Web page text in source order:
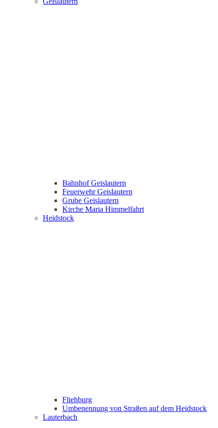
Bahnhof Geislautern
Feuerwehr Geislautern
Grube Geislautern
Kirche Maria Himmelfahrt
Heidstock
Fliehburg
Umbenennung von Straßen auf dem Heidstock
Lauterbach